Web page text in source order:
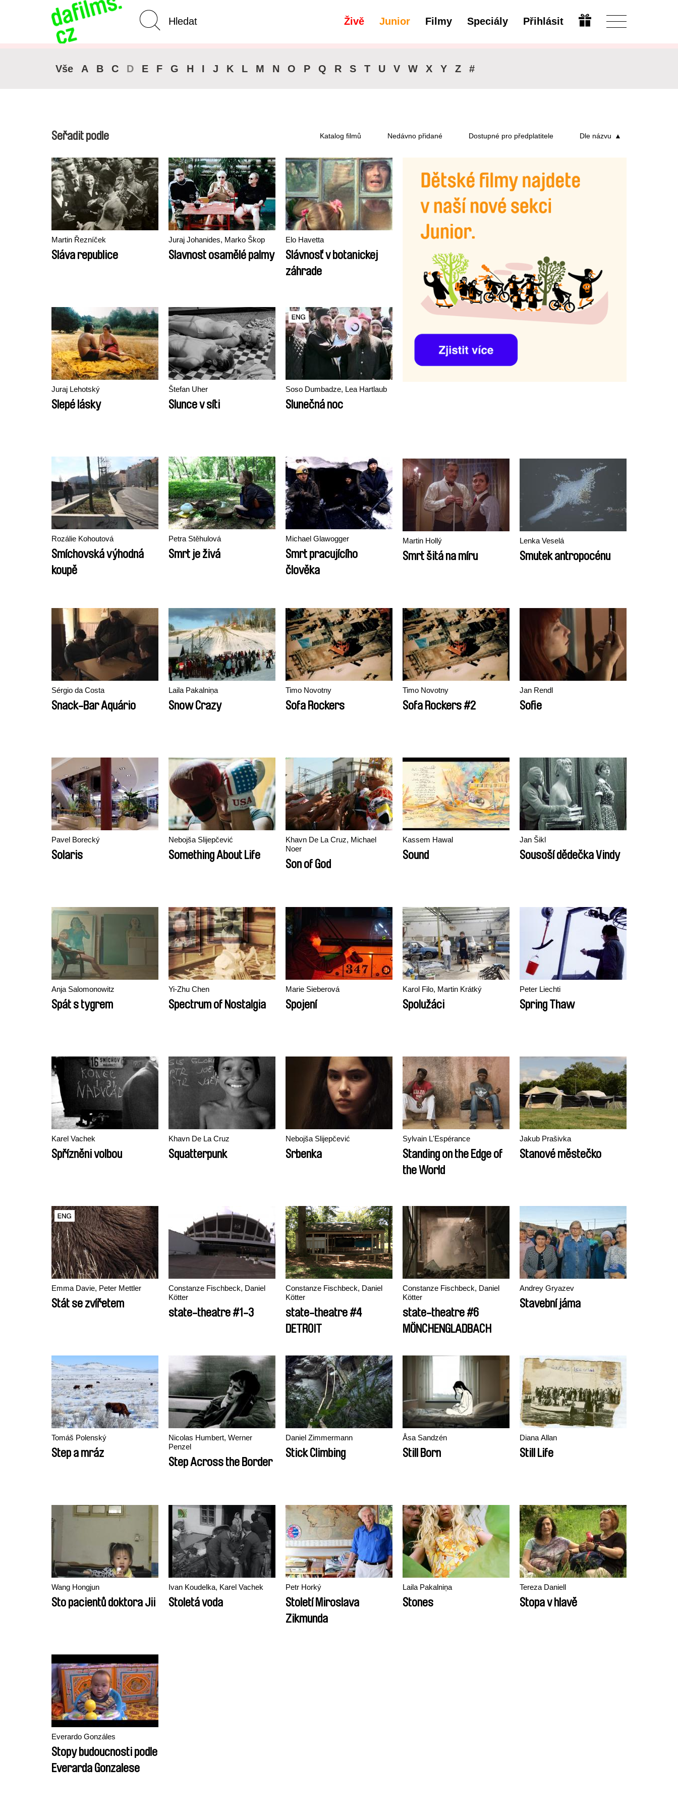
Živě Junior Filmy Speciály Přihlásit
Pokročilé vyhledávání Upravit
Vše A B C D E F G H I J K L M N O P Q R S T U V W X Y Z #
Seřadit podle Katalog filmů Nedávno přidané Dostupné pro předplatitele Dle názvu
Martin Řezníček
Sláva republice
Juraj Johanides, Marko Škop
Slavnost osamělé palmy
Elo Havetta
Slávnosť v botanickej
záhrade
Juraj Lehotský
Slepé lásky
Štefan Uher
Slunce v síti
Soso Dumbadze, Lea Hartlaub
Slunečná noc
Rozálie Kohoutová
Smíchovská výhodná
koupě
Petra Stěhulová
Smrt je živá
Michael Glawogger
Smrt pracujícího
člověka
Martin Hollý
Smrt šitá na míru
Lenka Veselá
Smutek antropocénu
Sérgio da Costa
Snack-Bar Aquário
Laila Pakalniņa
Snow Crazy
Timo Novotny
Sofa Rockers
Timo Novotny
Sofa Rockers #2
Jan Rendl
Sofie
Pavel Borecký
Solaris
Nebojša Slijepčević
Something About Life
Khavn De La Cruz, Michael
Noer
Son of God
Kassem Hawal
Sound
Jan Šikl
Sousoší dědečka Vindy
Anja Salomonowitz
Spát s tygrem
Yi-Zhu Chen
Spectrum of Nostalgia
Marie Sieberová
Spojení
Karol Filo, Martin Krátký
Spolužáci
Peter Liechti
Spring Thaw
Karel Vachek
Spřízněni volbou
Khavn De La Cruz
Squatterpunk
Nebojša Slijepčević
Srbenka
Sylvain L'Espérance
Standing on the Edge of
the World
Jakub Prašivka
Stanové městečko
Emma Davie, Peter Mettler
Stát se zvířetem
Constanze Fischbeck, Daniel
Kötter
state-theatre #1-3
Constanze Fischbeck, Daniel
Kötter
state-theatre #4
DETROIT
Constanze Fischbeck, Daniel
Kötter
state-theatre #6
MÖNCHENGLADBACH
Andrey Gryazev
Stavební jáma
Tomáš Polenský
Step a mráz
Nicolas Humbert, Werner
Penzel
Step Across the Border
Daniel Zimmermann
Stick Climbing
Åsa Sandzén
Still Born
Diana Allan
Still Life
Wang Hongjun
Sto pacientů doktora Jii
Ivan Koudelka, Karel Vachek
Stoletá voda
Petr Horký
Století Miroslava
Zikmunda
Laila Pakalniņa
Stones
Tereza Daniell
Stopa v hlavě
Everardo Gonzáles
Stopy budoucnosti podle
Everarda Gonzalese